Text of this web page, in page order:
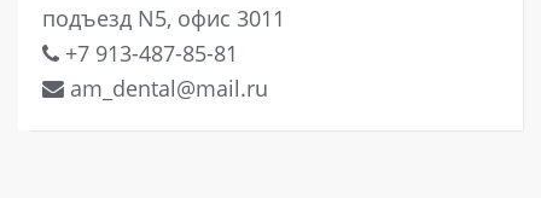
подъезд N5, офис 3011
+7 913-487-85-81
am_dental@mail.ru